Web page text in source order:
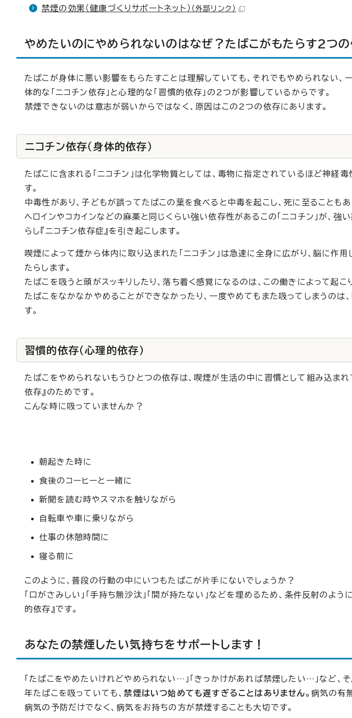
禁煙の効果（健康づくりサポートネット） （外部リンク）
やめたいのにやめられないのはなぜ？たばこがもたらす2つ
たばこが身体に悪い影響をもらたすことは理解していても、それでもやめられない、
体的な「ニコチン依存」と心理的な「習慣的依存」の2つが影響しているからです。
禁煙できないのは意志が弱いからではなく、原因はこの2つの依存にあります。
ニコチン依存（身体的依存）
たばこに含まれる「ニコチン」は化学物質としては、毒物に指定されているほど神経
す。
中毒性があり、子どもが誤ってたばこの葉を食べると中毒を起こし、死に至ることもあ
ヘロインやコカインなどの麻薬と同じくらい強い依存性があるこの「ニコチン」が、強
らし『ニコチン依存症』を引き起こします。
喫煙によって煙から体内に取り込まれた「ニコチン」は急速に全身に広がり、脳に作用
たらします。
たばこを吸うと頭がスッキリしたり、落ち着く感覚になるのは、この働きによって起こり
たばこをなかなかやめることができなかったり、一度やめてもまた吸ってしまうのは、
す。
習慣的依存（心理的依存）
たばこをやめられないもうひとつの依存は、喫煙が生活の中に習慣として組み込まれ
依存』のためです。
こんな時に吸っていませんか？
朝起きた時に
食後のコーヒーと一緒に
新聞を読む時やスマホを触りながら
自転車や車に乗りながら
仕事の休憩時間に
寝る前に
このように、普段の行動の中にいつもたばこが片手にないでしょうか？
「口がさみしい」「手持ち無沙汰」「間が持たない」などを埋めるため、条件反射のよ
的依存』です。
あなたの禁煙したい気持ちをサポートします！
「たばこをやめたいけれどやめられない…」「きっかけがあれば禁煙したい…」など、
年たばこを吸っていても、禁煙はいつ始めても遅すぎることはありません。 病気の有
病気の予防だけでなく、病気をお持ちの方が禁煙することも大切です。